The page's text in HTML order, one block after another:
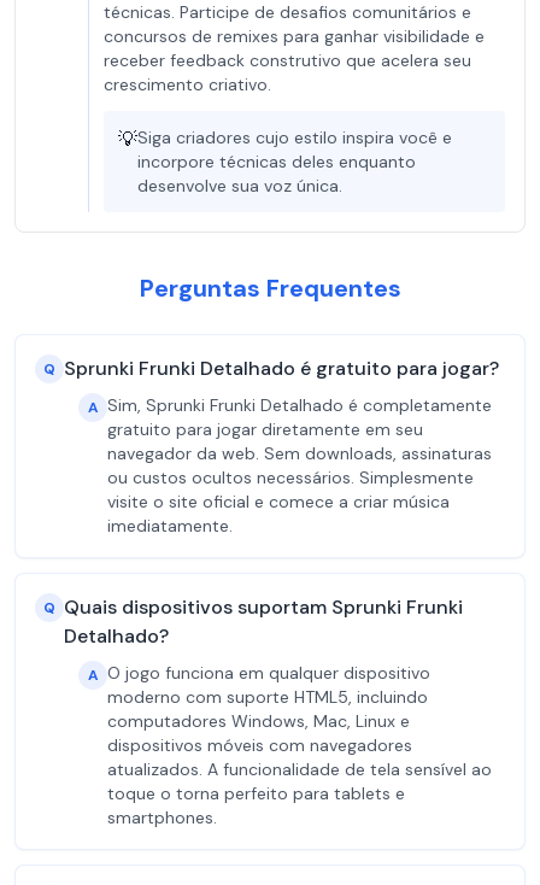
técnicas. Participe de desafios comunitários e
concursos de remixes para ganhar visibilidade e
receber feedback construtivo que acelera seu
crescimento criativo.
💡Siga criadores cujo estilo inspira você e
incorpore técnicas deles enquanto
desenvolve sua voz única.
Perguntas Frequentes
Q Sprunki Frunki Detalhado é gratuito para jogar?
A Sim, Sprunki Frunki Detalhado é completamente
gratuito para jogar diretamente em seu
navegador da web. Sem downloads, assinaturas
ou custos ocultos necessários. Simplesmente
visite o site oficial e comece a criar música
imediatamente.
Q Quais dispositivos suportam Sprunki Frunki
Detalhado?
A O jogo funciona em qualquer dispositivo
moderno com suporte HTML5, incluindo
computadores Windows, Mac, Linux e
dispositivos móveis com navegadores
atualizados. A funcionalidade de tela sensível ao
toque o torna perfeito para tablets e
smartphones.